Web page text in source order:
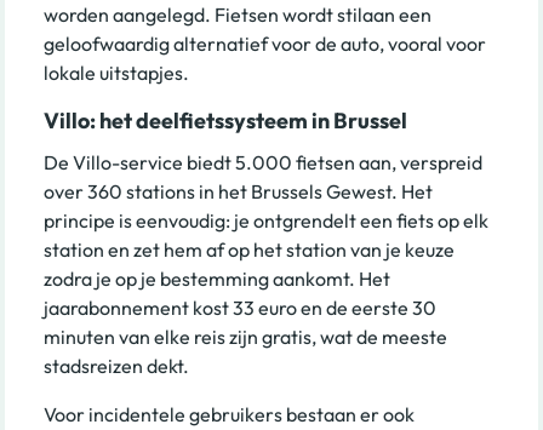
worden aangelegd. Fietsen wordt stilaan een
geloofwaardig alternatief voor de auto, vooral voor
lokale uitstapjes.
Villo: het deelfietssysteem in Brussel
De Villo-service biedt 5.000 fietsen aan, verspreid
over 360 stations in het Brussels Gewest. Het
principe is eenvoudig: je ontgrendelt een fiets op elk
station en zet hem af op het station van je keuze
zodra je op je bestemming aankomt. Het
jaarabonnement kost 33 euro en de eerste 30
minuten van elke reis zijn gratis, wat de meeste
stadsreizen dekt.
Voor incidentele gebruikers bestaan er ook